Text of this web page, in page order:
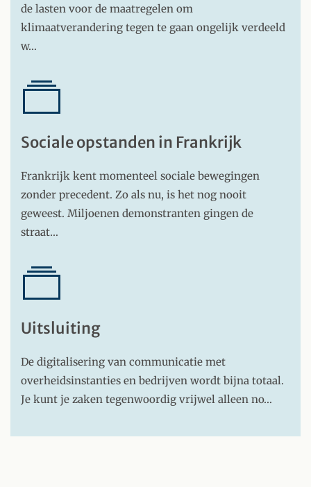
de lasten voor de maatregelen om
klimaatverandering tegen te gaan ongelijk verdeeld
w…
Sociale opstanden in Frankrijk
Frankrijk kent momenteel sociale bewegingen
zonder precedent. Zo als nu, is het nog nooit
geweest. Miljoenen demonstranten gingen de
straat…
Uitsluiting
De digitalisering van communicatie met
overheidsinstanties en bedrijven wordt bijna totaal.
Je kunt je zaken tegenwoordig vrijwel alleen no…